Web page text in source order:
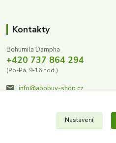
Kontakty
Bohumila Dampha
+420 737 864 294
(Po-Pá, 9-16 hod.)
info@abobuv-shop.cz
Nastavení